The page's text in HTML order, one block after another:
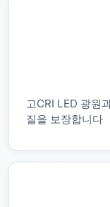
고CRI LED 광원
질을 보장합니다